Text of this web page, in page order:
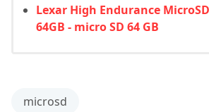
Lexar High Endurance
64GB - micro SD 64 GB
microsd